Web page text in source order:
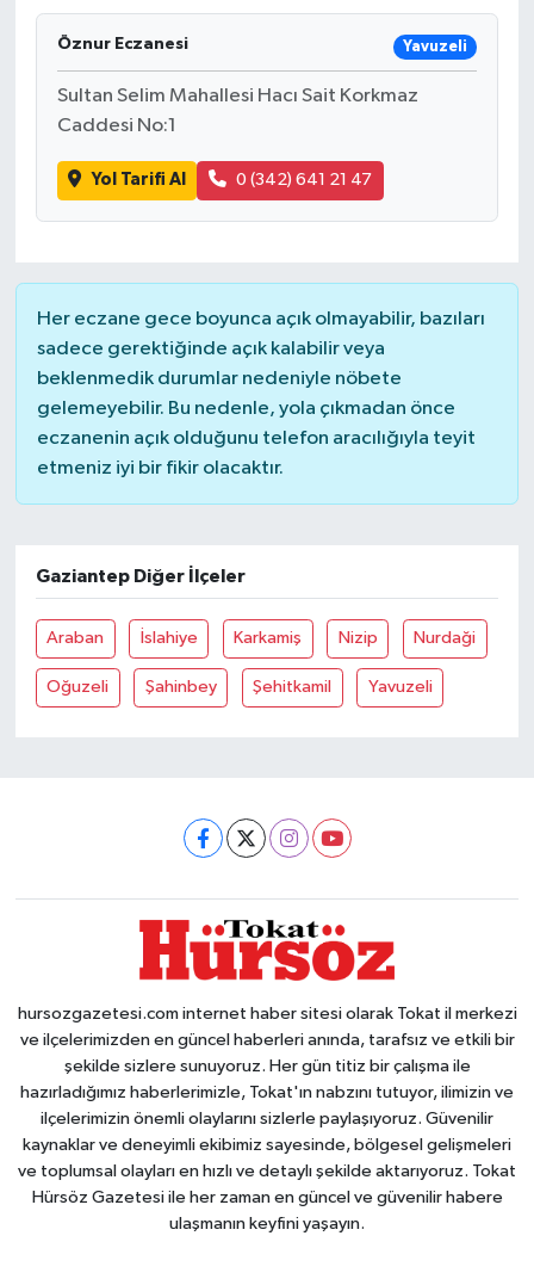
Öznur Eczanesi Yavuzeli
Sultan Selim Mahallesi Hacı Sait Korkmaz
Caddesi No:1
Yol Tarifi Al 0 (342) 641 21 47
Her eczane gece boyunca açık olmayabilir, bazıları
sadece gerektiğinde açık kalabilir veya
beklenmedik durumlar nedeniyle nöbete
gelemeyebilir. Bu nedenle, yola çıkmadan önce
eczanenin açık olduğunu telefon aracılığıyla teyit
etmeniz iyi bir fikir olacaktır.
Gaziantep Diğer İlçeler
Araban İslahiye Karkamiş Nizip Nurdaği
Oğuzeli Şahinbey Şehitkamil Yavuzeli
hursozgazetesi.com internet haber sitesi olarak Tokat il merkezi
ve ilçelerimizden en güncel haberleri anında, tarafsız ve etkili bir
şekilde sizlere sunuyoruz. Her gün titiz bir çalışma ile
hazırladığımız haberlerimizle, Tokat'ın nabzını tutuyor, ilimizin ve
ilçelerimizin önemli olaylarını sizlerle paylaşıyoruz. Güvenilir
kaynaklar ve deneyimli ekibimiz sayesinde, bölgesel gelişmeleri
ve toplumsal olayları en hızlı ve detaylı şekilde aktarıyoruz. Tokat
Hürsöz Gazetesi ile her zaman en güncel ve güvenilir habere
ulaşmanın keyfini yaşayın.